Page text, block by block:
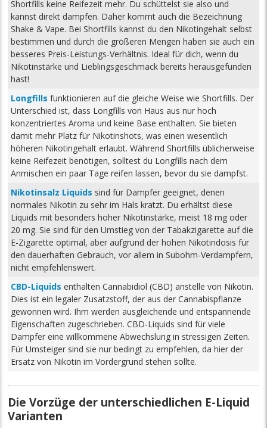
Shortfills keine Reifezeit mehr. Du schüttelst sie also und
kannst direkt dampfen. Daher kommt auch die Bezeichnung
Shake & Vape. Bei Shortfills kannst du den Nikotingehalt selbst
bestimmen und durch die größeren Mengen haben sie auch ein
besseres Preis-Leistungs-Verhältnis. Ideal für dich, wenn du
Nikotinstärke und Lieblingsgeschmack bereits herausgefunden
hast!
Longfills funktionieren auf die gleiche Weise wie Shortfills. Der
Unterschied ist, dass Longfills von Haus aus nur hoch
konzentriertes Aroma und keine Base enthalten. Sie bieten
damit mehr Platz für Nikotinshots, was einen wesentlich
höheren Nikotingehalt erlaubt. Während Shortfills üblicherweise
keine Reifezeit benötigen, solltest du Longfills nach dem
Anmischen ein paar Tage reifen lassen, bevor du sie dampfst.
Nikotinsalz Liquids sind für Dampfer geeignet, denen
normales Nikotin zu sehr im Hals kratzt. Du erhältst diese
Liquids mit besonders hoher Nikotinstärke, meist 18 mg oder
20 mg. Sie sind für den Umstieg von der Tabakzigarette auf die
E-Zigarette optimal, aber aufgrund der hohen Nikotindosis für
den dauerhaften Gebrauch, vor allem in Subohm-Verdampfern,
nicht empfehlenswert.
CBD-Liquids enthalten Cannabidiol (CBD) anstelle von Nikotin.
Dies ist ein legaler Zusatzstoff, der aus der Cannabispflanze
gewonnen wird. Ihm werden ausgleichende und entspannende
Eigenschaften zugeschrieben. CBD-Liquids sind für viele
Dampfer eine willkommene Abwechslung in stressigen Zeiten.
Für Umsteiger sind sie nur bedingt zu empfehlen, da hier der
Ersatz von Nikotin im Vordergrund stehen sollte.
Die Vorzüge der unterschiedlichen E-Liquid
Varianten